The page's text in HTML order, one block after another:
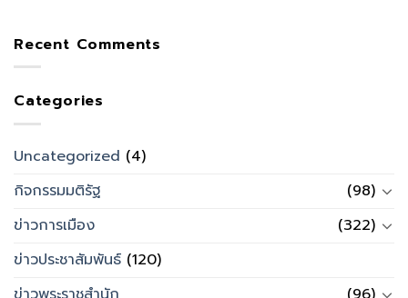
Recent Comments
Categories
Uncategorized (4)
กิจกรรมมติรัฐ
(98)
ข่าวการเมือง
(322)
ข่าวประชาสัมพันธ์ (120)